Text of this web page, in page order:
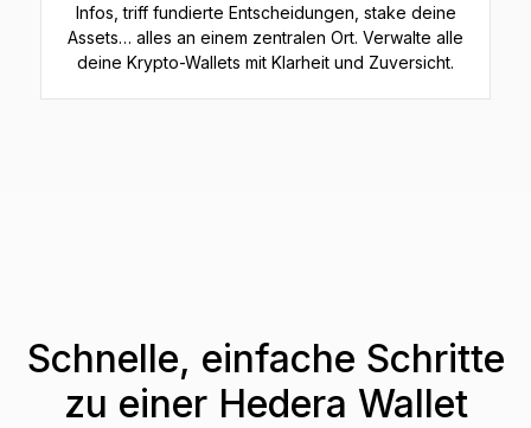
Infos, triff fundierte Entscheidungen, stake deine
Assets… alles an einem zentralen Ort. Verwalte alle
deine Krypto-Wallets mit Klarheit und Zuversicht.
Schnelle, einfache Schritte
zu einer Hedera Wallet